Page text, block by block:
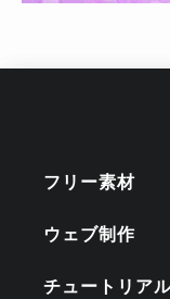
フリー素材
ウェブ制作
チュートリア